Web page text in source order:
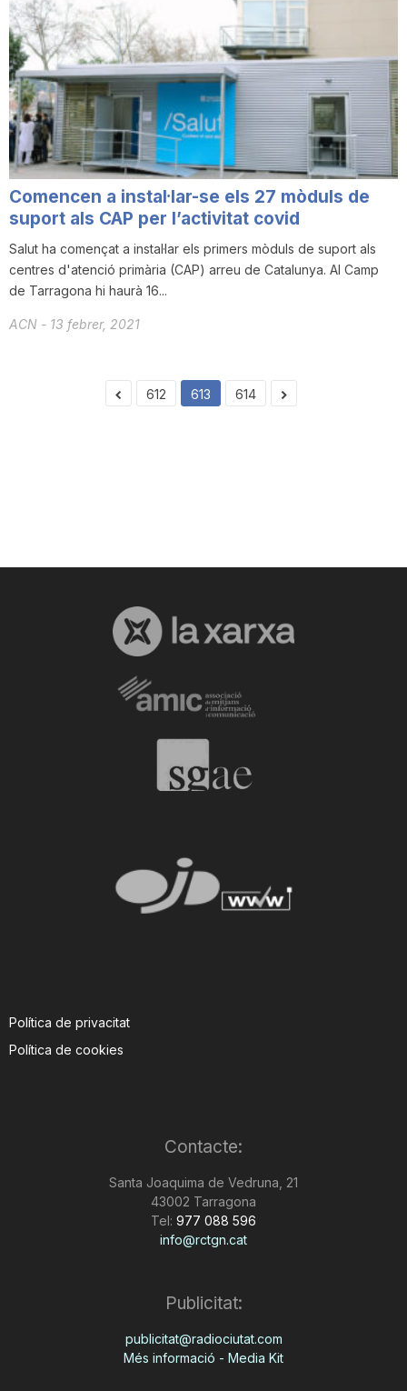
Comencen a instal·lar-se els 27 mòduls de
suport als CAP per l’activitat covid
Salut ha començat a instal·lar els primers mòduls de suport als
centres d'atenció primària (CAP) arreu de Catalunya. Al Camp
de Tarragona hi haurà 16...
ACN - 13 febrer, 2021
612 613 614
Política de privacitat
Política de cookies
Contacte:
Santa Joaquima de Vedruna, 21
43002 Tarragona
Tel: 977 088 596
info@rctgn.cat
Publicitat:
publicitat@radiociutat.com
Més informació - Media Kit